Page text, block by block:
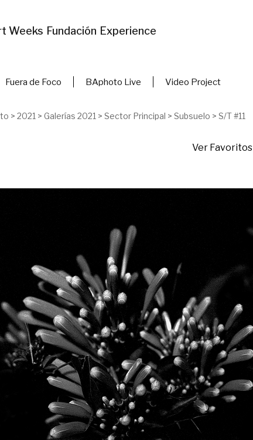
Weeks Fundación Experience
Fuera de Foco BAphoto Live Video Project
> 2021 > Galerías 2021 > Sector Principal > Subsuelo > S/T #11
Ver Favoritos